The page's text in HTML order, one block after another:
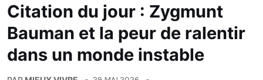
Citation du jour : Zygmunt
Bauman et la peur de ralentir
dans un monde instable